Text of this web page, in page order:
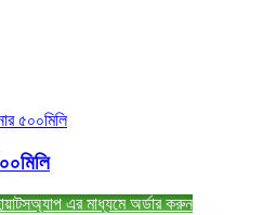
এর মাধ্যমে অর্ডার করুন